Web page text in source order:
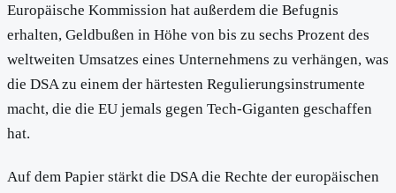
Europäische Kommission hat außerdem die Befugnis
erhalten, Geldbußen in Höhe von bis zu sechs Prozent des
weltweiten Umsatzes eines Unternehmens zu verhängen, was
die DSA zu einem der härtesten Regulierungsinstrumente
macht, die die EU jemals gegen Tech-Giganten geschaffen
hat.
Auf dem Papier stärkt die DSA die Rechte der europäischen